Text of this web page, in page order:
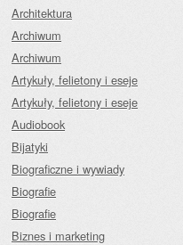
Architektura
Archiwum
Archiwum
Artykuły, felietony i eseje
Artykuły, felietony i eseje
Audiobook
Bijatyki
Biograficzne i wywiady
Biografie
Biografie
Biznes i marketing